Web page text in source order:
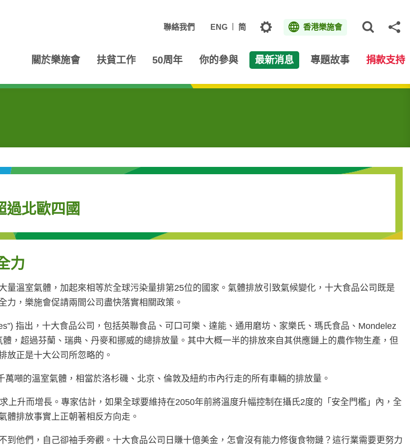
聯絡我們 ENG 简 主題 香港樂施會
關於樂施會 扶貧工作 50周年 你的參與 最新消息 專題故事 捐款支持
過北歐四國
力
溫室氣體，加起來相等於全球污染量排第25位的國家。氣體排放引致氣候變化，十大食品公司既是
力，樂施會促請兩間公司盡快落實相關政策。
指出，十大食品公司，包括英聯食品、可口可樂、達能、通用磨坊、家樂氏、瑪氏食品、Mondelez
，超過芬蘭、瑞典、丹麥和挪威的總排放量。其中大概一半的排放來自其供應鏈上的農作物生產，但
放正是十大公司所忽略的。
噸的溫室氣體，相當於洛杉磯、北京、倫敦及紐約市內行走的所有車輛的排放量。
上升而增長。專家估計，如果全球要維持在2050年前將溫度升幅控制在攝氏2度的「安全門檻」內，全
體排放事實上正朝著相反方向走。
到他們，自己卻袖手旁觀。十大食品公司日賺十億美金，怎會沒有能力修復食物鏈？這行業需要更努力